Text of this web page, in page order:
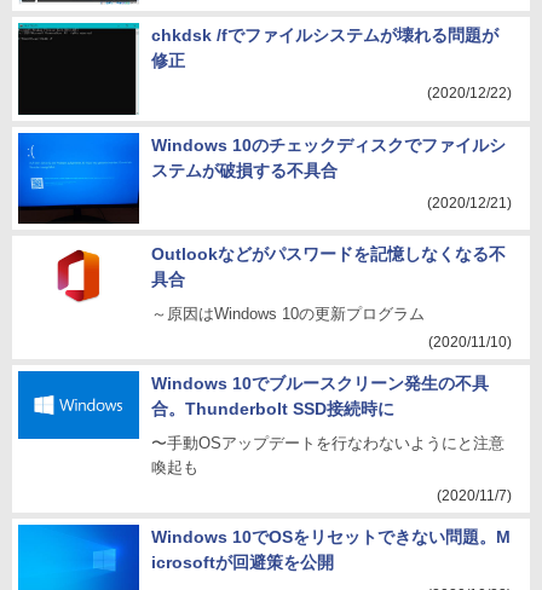
chkdsk /fでファイルシステムが壊れる問題が
修正
(2020/12/22)
Windows 10のチェックディスクでファイルシ
ステムが破損する不具合
(2020/12/21)
Outlookなどがパスワードを記憶しなくなる不
具合
～原因はWindows 10の更新プログラム
(2020/11/10)
Windows 10でブルースクリーン発生の不具
合。Thunderbolt SSD接続時に
〜手動OSアップデートを行なわないようにと注意
喚起も
(2020/11/7)
Windows 10でOSをリセットできない問題。M
icrosoftが回避策を公開